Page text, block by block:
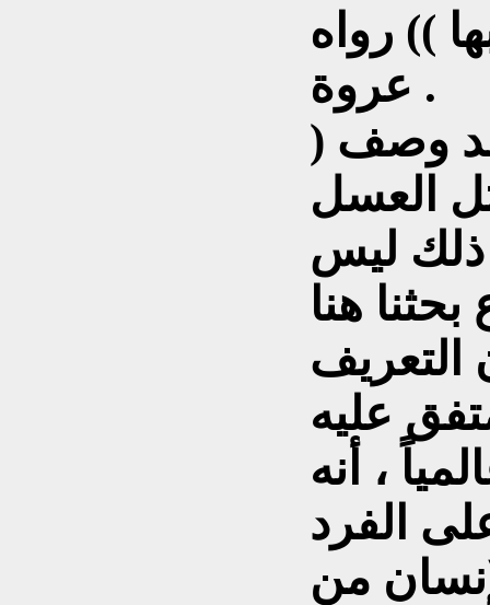
)) رواه
عروة .
وصف (
العسل
ذلك ليس
التعريف
عليه
، أنه
الفرد
من